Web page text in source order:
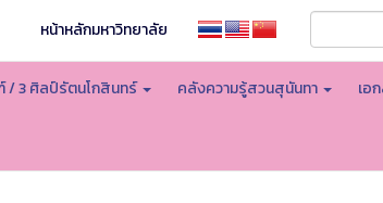
หน้าหลักมหาวิทยาลัย
3 ศิลป์รัตนโกสินทร์ คลังความรู้สวนสุนันทา เอ